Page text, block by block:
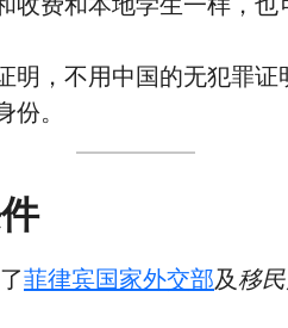
收费和本地学生一样，
，不用中国的无犯罪证
份。
菲律宾国家外交部及移民